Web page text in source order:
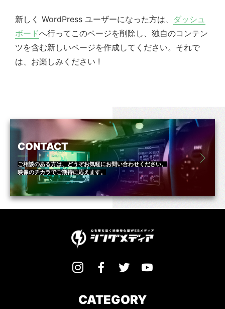
新しく WordPress ユーザーになった方は、 ダッシュ
ボードへ行ってこのページを削除し、独自のコンテン
ツを含む新しいページを作成してください。それで
は、お楽しみください !
CONTACT
ご相談のある方は、どうぞお気軽にお問い合わせください。
映像のチカラでご期待に応えます。
CATEGORY